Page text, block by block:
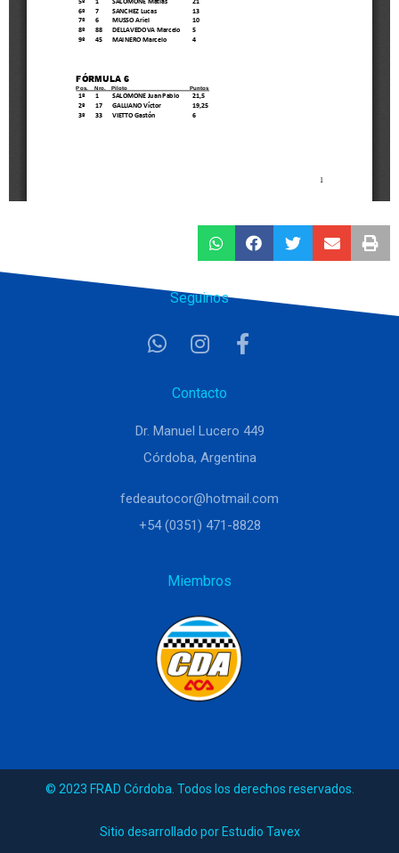
Seguinos
Contacto
Dr. Manuel Lucero 449
Córdoba, Argentina
fedeautocor@hotmail.com
+54 (0351) 471-8828
Miembros
© 2023 FRAD Córdoba. Todos los derechos reservados.
Sitio desarrollado por Estudio Tavex